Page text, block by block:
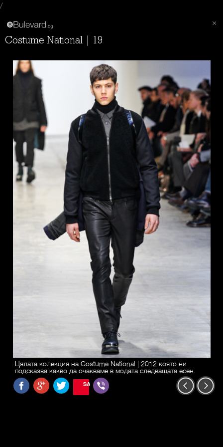
/
Costume National | 19
Цялата колекция на Costume National | 2012 която ни
подсказва какво да очакваме в модата следващата есен.
SAVE